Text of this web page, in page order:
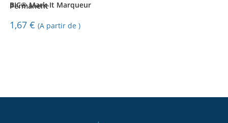
BIC® Mark-It Marqueur Permanent
1,67 € (A partir de )